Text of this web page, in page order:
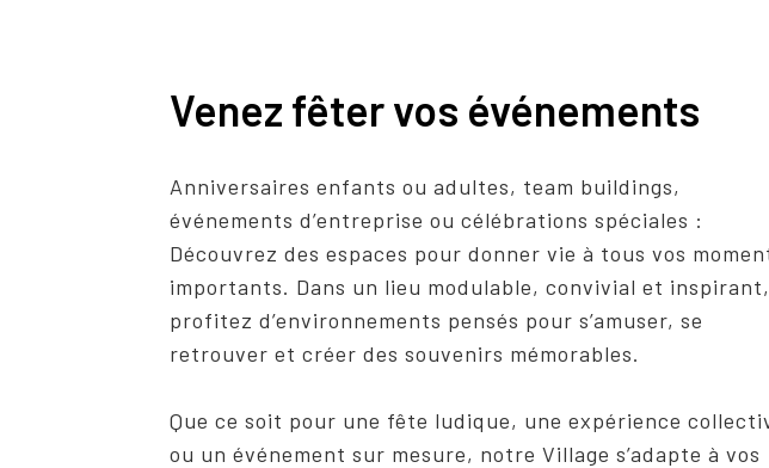
Venez fêter vos événements
Anniversaires enfants ou adultes, team buildings,
événements d’entreprise ou célébrations spéciales :
Découvrez des espaces pour donner vie à tous vos
importants. Dans un lieu modulable, convivial et inspirant,
profitez d’environnements pensés pour s’amuser, se
retrouver et créer des souvenirs mémorables.
Que ce soit pour une fête ludique, une expérience
ou un événement sur mesure, notre Village s’adapte à vos